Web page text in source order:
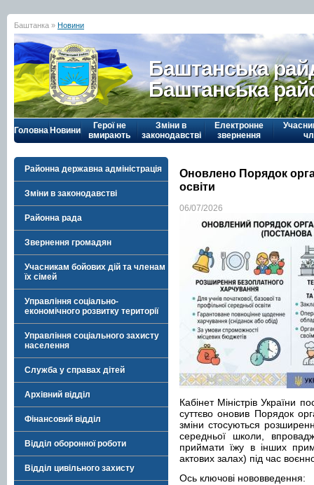
Баштанка » Новини
Баштанська
Баштанська
Головна Новини
Герої не
вмирають
Зміни в
законодавстві
Електронне
звернення
Районна державна адміністрація
Зміни в законодавстві
Районна рада
Звернення громадян
Учасникам бойових дій та членам
їх сімей
Управління соціально-
економічного розвитку території
Управління соціального захисту
населення
Служба у справах дітей
Архівний відділ
Фінансовий відділ
Відділ оборонної роботи
Відділ цивільного захисту
Оновлено Порядок
освіти
06/07/2026
Кабінет Міністрів України
суттєво оновив Порядок
зміни стосуються
середньої школи,
приймати їжу в інших
актових залах) під час
Ось ключові нововведення: